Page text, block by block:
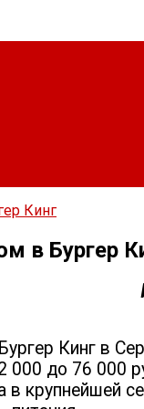
Кинг
в Бургер
Кинг в
000 до 76 000
в крупнейшей